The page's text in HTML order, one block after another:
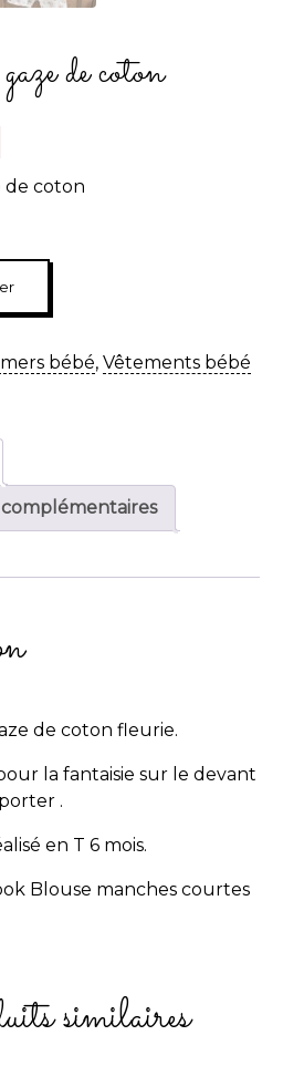
de coton
actuel
de coton
bébé, Vêtements bébé
de coton fleurie.
la fantaisie sur le devant
.
en T 6 mois.
Blouse manches courtes
similaires